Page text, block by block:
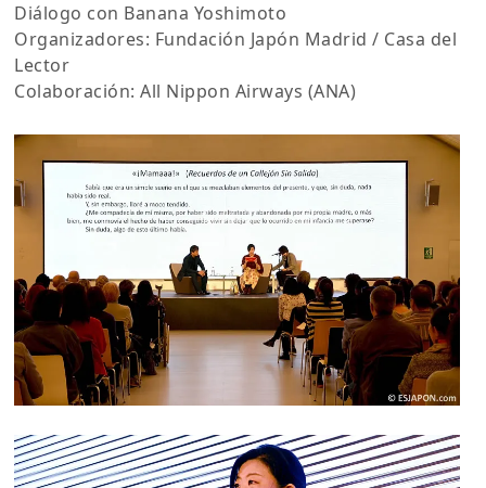
Diálogo con Banana Yoshimoto
Organizadores: Fundación Japón Madrid / Casa del
Lector
Colaboración: All Nippon Airways (ANA)